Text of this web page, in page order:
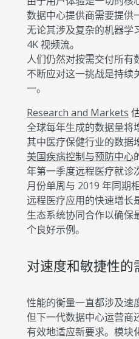
数据中心提供商需要提供
无论其涉及复杂的机器学
4K 视频流。
人们仍然对按需交付所有
不断应对这一挑战是持续
一。
Research and Markets
全球每年生成的数据量将
其中医疗保健行业的数据
美国疾病控制与预防中心
年第一季度远程医疗就诊
月份单周与 2019 年同期
远程医疗应用的快速增长
生态系统协同合作以确保
个良好示例。
对速度和敏捷性的
性能的衡量一直都涉及速
但下一代数据中心运营商
有效地适应新要求。模块